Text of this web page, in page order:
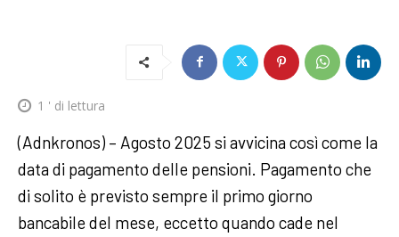
1 ' di lettura
(Adnkronos) – Agosto 2025 si avvicina così come la
data di pagamento delle pensioni. Pagamento che
di solito è previsto sempre il primo giorno
bancabile del mese, eccetto quando cade nel